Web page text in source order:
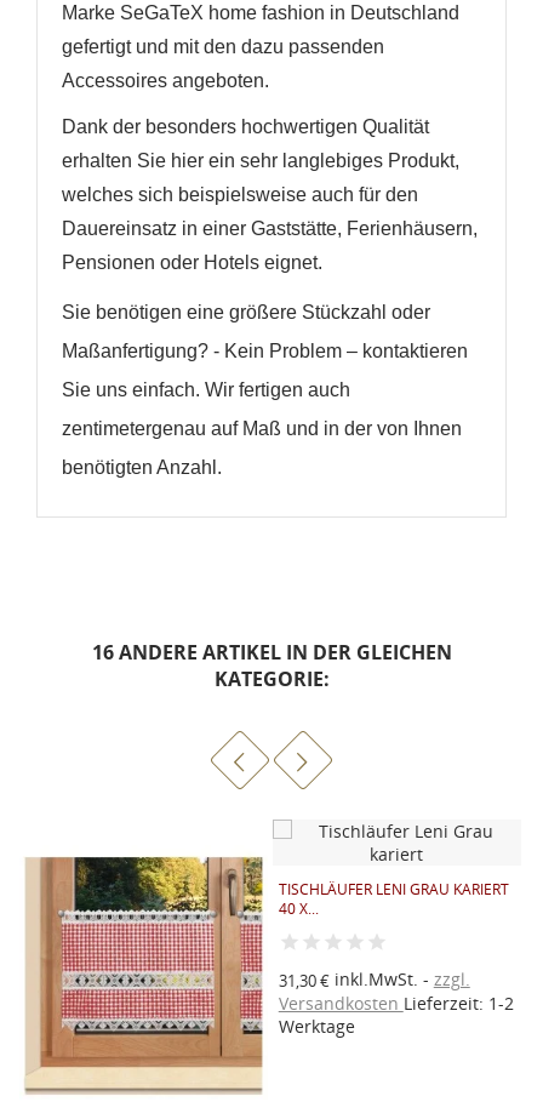
Marke SeGaTeX home fashion in Deutschland
gefertigt und mit den dazu passenden
Accessoires angeboten.
Dank der besonders hochwertigen Qualität
erhalten Sie hier ein sehr langlebiges Produkt,
welches sich beispielsweise auch für den
Dauereinsatz in einer Gaststätte, Ferienhäusern,
Pensionen oder Hotels eignet.
Sie benötigen eine größere Stückzahl oder
Maßanfertigung? - Kein Problem – kontaktieren
Sie uns einfach. Wir fertigen auch
zentimetergenau auf Maß und in der von Ihnen
benötigten Anzahl.
16 ANDERE ARTIKEL IN DER GLEICHEN
KATEGORIE:
TISCHLÄUFER LENI GRAU KARIERT
40 X...
31,30 €inkl.MwSt.
zzgl.
Versandkosten Lieferzeit: 1-2
Werktage